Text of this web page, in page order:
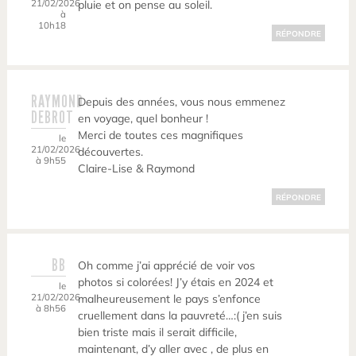
21/02/2026
à
10h18
pluie et on pense au soleil.
RÉPONDRE
RAYMOND
DEBROT
le
21/02/2026
à 9h55
Depuis des années, vous nous emmenez
en voyage, quel bonheur !
Merci de toutes ces magnifiques
découvertes.
Claire-Lise & Raymond
RÉPONDRE
BB
le
21/02/2026
à 8h56
Oh comme j’ai apprécié de voir vos
photos si colorées! J’y étais en 2024 et
malheureusement le pays s’enfonce
cruellement dans la pauvreté…:( j’en suis
bien triste mais il serait difficile,
maintenant, d’y aller avec , de plus en